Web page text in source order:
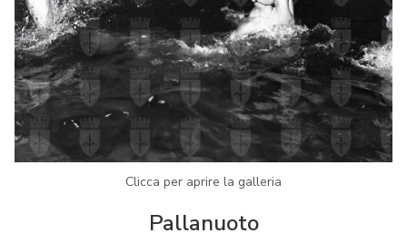
Clicca per aprire la galleria
Pallanuoto